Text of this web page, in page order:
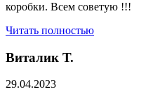
коробки. Всем советую !!!
Читать полностью
Виталик Т.
29.04.2023